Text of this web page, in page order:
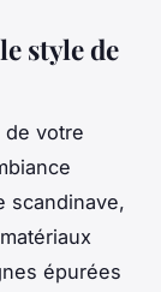
style de
de votre
scandinave,
épurées